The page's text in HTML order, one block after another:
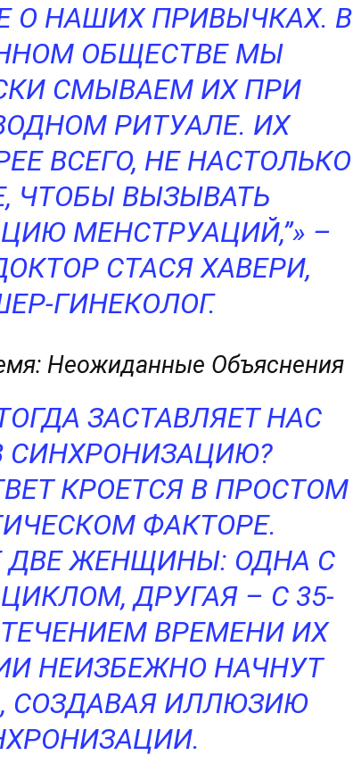
О НАШИХ ПРИВЫЧКАХ. В
ОБЩЕСТВЕ МЫ
СМЫВАЕМ ИХ ПРИ
РИТУАЛЕ. ИХ
ВСЕГО, НЕ НАСТОЛЬКО
ЧТОБЫ ВЫЗЫВАТЬ
МЕНСТРУАЦИЙ,”
–
СТАСЯ ХАВЕРИ,
ГИНЕКОЛОГ.
Неожиданные Объяснения
ЗАСТАВЛЯЕТ НАС
СИНХРОНИЗАЦИЮ?
КРОЕТСЯ В ПРОСТОМ
ФАКТОРЕ.
ДВЕ ЖЕНЩИНЫ: ОДНА С
ДРУГАЯ – С 35-
ВРЕМЕНИ ИХ
НЕИЗБЕЖНО НАЧНУТ
СОЗДАВАЯ ИЛЛЮЗИЮ